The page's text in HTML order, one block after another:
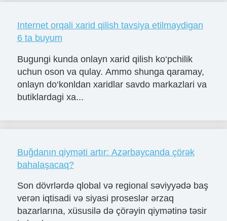
Internet orqali xarid qilish tavsiya etilmaydigan
6 ta buyum
Bugungi kunda onlayn xarid qilish ko‘pchilik
uchun oson va qulay. Ammo shunga qaramay,
onlayn do‘konldan xaridlar savdo markazlari va
butiklardagi xa...
Buğdanın qiyməti artır: Azərbaycanda çörək
bahalaşacaq?
Son dövrlərdə qlobal və regional səviyyədə baş
verən iqtisadi və siyasi proseslər ərzaq
bazarlarına, xüsusilə də çörəyin qiymətinə təsir